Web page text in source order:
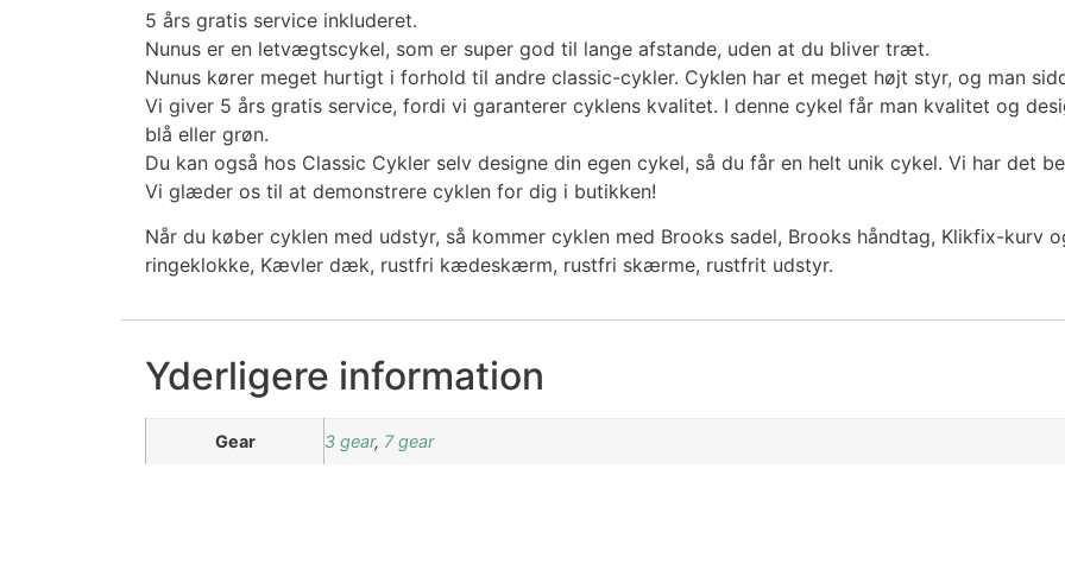
5 års gratis service inkluderet.
Nunus er en letvægtscykel, som er super god til lange afstande, uden at du bliver træt.
Nunus kører meget hurtigt i forhold til andre classic-cykler. Cyklen har et meget højt styr, og man
Vi giver 5 års gratis service, fordi vi garanterer cyklens kvalitet. I denne cykel får man kvalitet og
blå eller grøn.
Du kan også hos Classic Cykler selv designe din egen cykel, så du får en helt unik cykel. Vi har det
Vi glæder os til at demonstrere cyklen for dig i butikken!
Når du køber cyklen med udstyr, så kommer cyklen med Brooks sadel, Brooks håndtag, Klikfix-kurv
ringeklokke, Kævler dæk, rustfri kædeskærm, rustfri skærme, rustfrit udstyr.
Yderligere information
Gear 3 gear, 7 gear